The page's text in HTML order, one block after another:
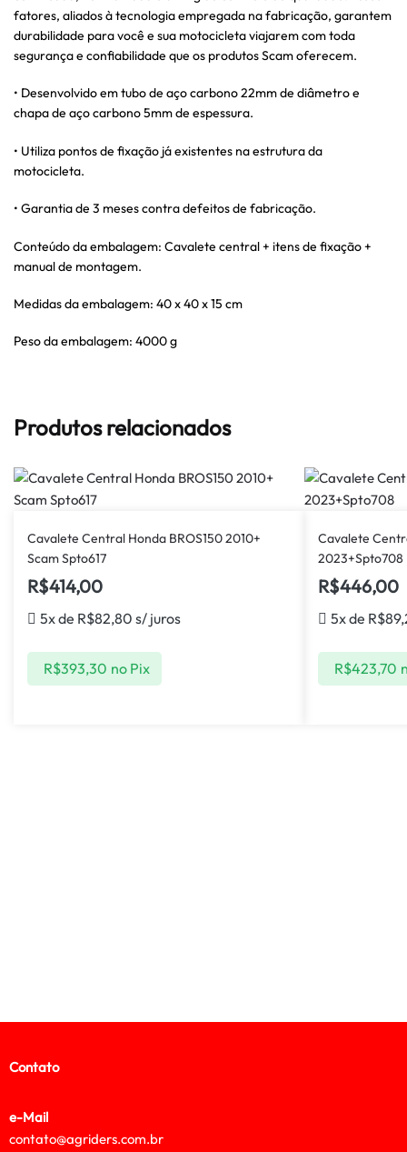
fatores, aliados à tecnologia empregada na fabricação, garantem
durabilidade para você e sua motocicleta viajarem com toda
segurança e confiabilidade que os produtos Scam oferecem.
• Desenvolvido em tubo de aço carbono 22mm de diâmetro e
chapa de aço carbono 5mm de espessura.
• Utiliza pontos de fixação já existentes na estrutura da
motocicleta.
• Garantia de 3 meses contra defeitos de fabricação.
Conteúdo da embalagem: Cavalete central + itens de fixação +
manual de montagem.
Medidas da embalagem: 40 x 40 x 15 cm
Peso da embalagem: 4000 g
Produtos relacionados
Cavalete Central Honda BROS150 2010+
Scam Spto617
R$414,00
5x de R$82,80 s/ juros
R$393,30 no Pix
Cavalete
2023+Spto708
R$446,00
5x de R$
R$423,70
Contato
e-Mail
contato@agriders.com.br